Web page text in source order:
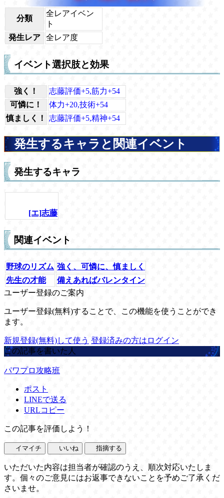
分類
全レアイベン
ト
発生レア
全レア度
イベント選択肢と効果
強く！
志藤評価+5,筋力+54
可憐に！
体力+20,技術+54
慎ましく！
志藤評価+5,精神+54
発生するキャラと関連イベント
発生するキャラ
[エ]志藤
関連イベント
野球のリズム 強く、可憐に、慎ましく
先生の才能
備えあればバレンタイン
ユーザー登録のご案内
ユーザー登録(無料)することで、この機能を使うことができ
ます。
新規登録(無料)して使う 登録済みの方はログイン
この記事を書いた人
パワプロ攻略班
ポスト
LINEで送る
URLコピー
この記事を評価しよう！
イマイチ いいね 指摘する
いただいた内容は担当者が確認のうえ、順次対応いたしま
す。個々のご意見にはお返事できないことを予めご了承くだ
さいませ。